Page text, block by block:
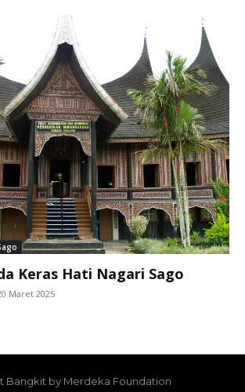
Keras Hati Nagari Sago
Maret 2025
Bangkit by Merdeka Foundation